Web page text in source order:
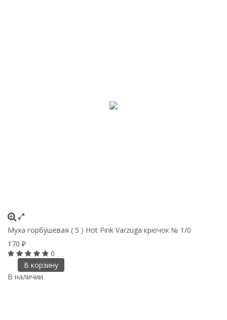
Муха горбушевая ( 5 ) Hot Pink Varzuga крючок № 1/0
170 ₽
0
В корзину
В наличии